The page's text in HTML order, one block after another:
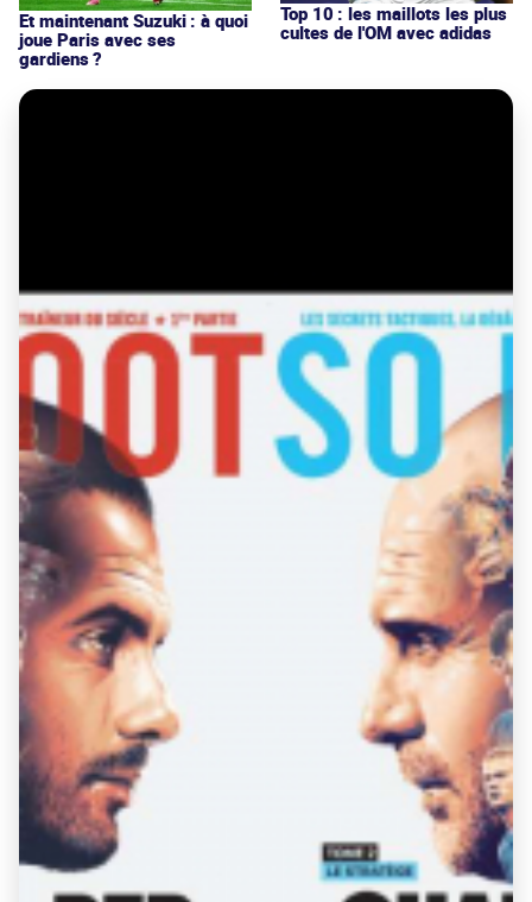
Et maintenant Suzuki : à quoi
joue Paris avec ses
gardiens ?
Top 10 : les maillots les plus
cultes de l'OM avec adidas